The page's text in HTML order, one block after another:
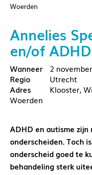
Woerden
Annelies
en/of
2
Utrecht
Klooster,
Woerden
ADHD en autisme
onderscheiden. Toch
onderscheid goed te
behandeling sterk